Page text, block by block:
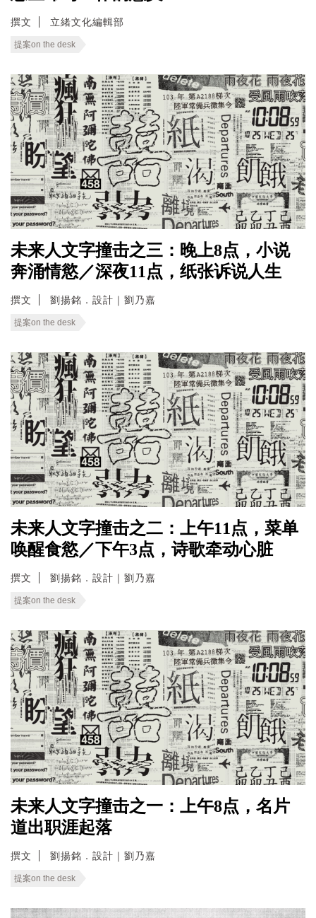
撰文 立緒文化編輯部
提案on the desk
未来人文字撞击之三：晚上8点，小说
奔涌情慾／深夜11点，纸张诉说人生
撰文 劉揚銘．設計｜劉乃嘉
提案on the desk
未来人文字撞击之二：上午11点，菜单
唤醒食慾／下午3点，诗歌牵动心脏
撰文 劉揚銘．設計｜劉乃嘉
提案on the desk
未来人文字撞击之一：上午8点，名片
道出职涯起落
撰文 劉揚銘．設計｜劉乃嘉
提案on the desk